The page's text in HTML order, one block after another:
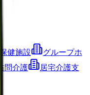
健施設
グループホ
訪問介護
居宅介護支